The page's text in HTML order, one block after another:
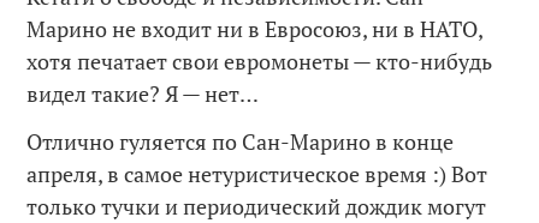
Марино не входит ни в Евросоюз, ни в НАТО,
хотя печатает свои евромонеты — кто-нибудь
видел такие? Я — нет…
Отлично гуляется по Сан-Марино в конце
апреля, в самое нетуристическое время :) Вот
только тучки и периодический дождик могут